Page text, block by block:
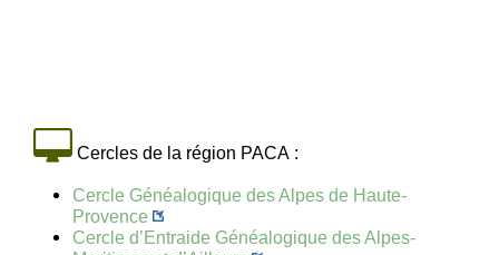
Cercles de la région PACA :
Cercle Généalogique des Alpes de Haute-
Provence
Cercle d’Entraide Généalogique des Alpes-